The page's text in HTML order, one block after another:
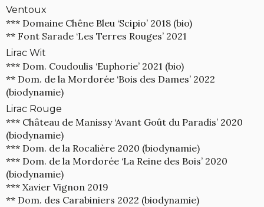
Ventoux
*** Domaine Chêne Bleu ‘Scipio’ 2018 (bio)
** Font Sarade ‘Les Terres Rouges’ 2021
Lirac Wit
*** Dom. Coudoulis ‘Euphorie’ 2021 (bio)
** Dom. de la Mordorée ‘Bois des Dames’ 2022
(biodynamie)
Lirac Rouge
*** Château de Manissy ‘Avant Goût du Paradis’ 2020
(biodynamie)
*** Dom. de la Rocalière 2020 (biodynamie)
*** Dom. de la Mordorée ‘La Reine des Bois’ 2020
(biodynamie)
*** Xavier Vignon 2019
** Dom. des Carabiniers 2022 (biodynamie)